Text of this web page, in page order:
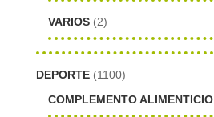
VARIOS (2)
DEPORTE (1100)
COMPLEMENTO ALIMENTICIO